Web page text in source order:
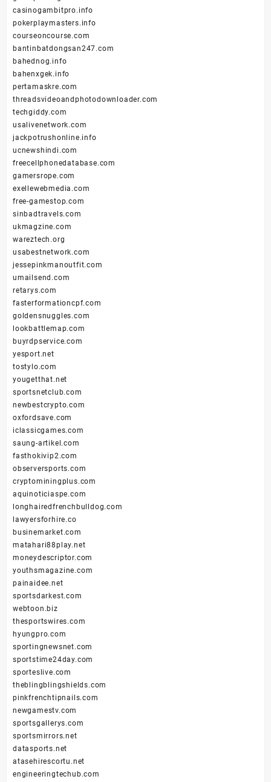
casinogambitpro.info
pokerplaymasters.info
courseoncourse.com
bantinbatdongsan247.com
bahednog.info
bahenxgek.info
pertamaskre.com
threadsvideoandphotodownloader.com
techgiddy.com
usalivenetwork.com
jackpotrushonline.info
ucnewshindi.com
freecellphonedatabase.com
gamersrope.com
exellewebmedia.com
free-gamestop.com
sinbadtravels.com
ukmagzine.com
wareztech.org
usabestnetwork.com
jessepinkmanoutfit.com
umailsend.com
retarys.com
fasterformationcpf.com
goldensnuggles.com
lookbattlemap.com
buyrdpservice.com
yesport.net
tostylo.com
yougetthat.net
sportsnetclub.com
newbestcrypto.com
oxfordsave.com
iclassicgames.com
saung-artikel.com
fasthokivip2.com
observersports.com
cryptominingplus.com
aquinoticiaspe.com
longhairedfrenchbulldog.com
lawyersforhire.co
businemarket.com
matahari88play.net
moneydescriptor.com
youthsmagazine.com
painaidee.net
sportsdarkest.com
webtoon.biz
thesportswires.com
hyungpro.com
sportingnewsnet.com
sportstime24day.com
sporteslive.com
theblingblingshields.com
pinkfrenchtipnails.com
newgamestv.com
sportsgallerys.com
sportsmirrors.net
datasports.net
atasehirescortu.net
engineeringtechub.com